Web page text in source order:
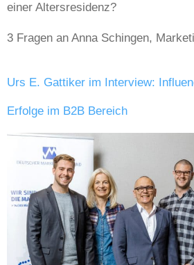
einer Altersresidenz?
3 Fragen an Anna Schingen,
Urs E. Gattiker im Interview:
Erfolge im B2B Bereich